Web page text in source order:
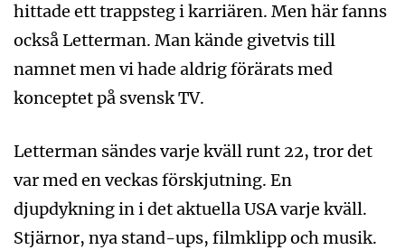
hittade ett trappsteg i karriären. Men här fanns
också Letterman. Man kände givetvis till
namnet men vi hade aldrig förärats med
konceptet på svensk TV.
Letterman sändes varje kväll runt 22, tror det
var med en veckas förskjutning. En
djupdykning in i det aktuella USA varje kväll.
Stjärnor, nya stand-ups, filmklipp och musik.